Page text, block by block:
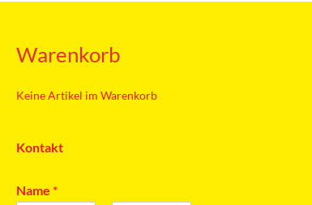
Warenkorb
Keine Artikel im Warenkorb
Kontakt
Name *